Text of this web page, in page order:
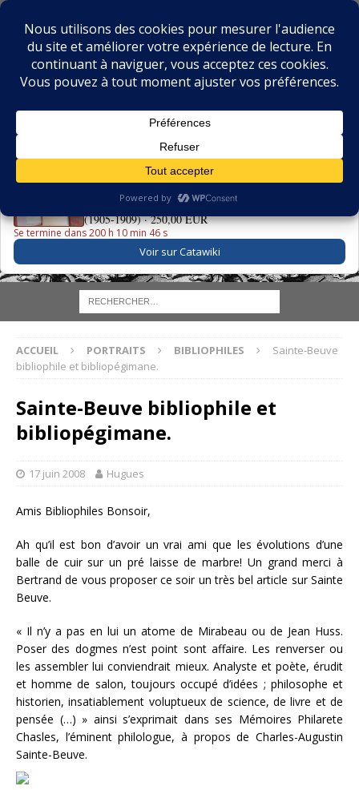
BIBLIOPHILIE.COM
LE BLOG DU BIBLIOPHILE, DES BIBLIOPHILES, DE LA
La Grande Danse Macabre des Vifs - Martin van Maële
(1905-1909) ·250,00 EUR
Se termine dans 200 h 10 min 45 s
Voir sur Catawiki
ACCUEIL PORTRAITS BIBLIOPHILES
Sainte-Beuve
bibliophile et bibliopégimane.
Sainte-Beuve bibliophile et
bibliopégimane.
17 juin 2008 Hugues
Amis Bibliophiles Bonsoir,
Ah qu’il est bon d’avoir un vrai ami que les évolutions d’une
balle de cuir sur un pré laisse de marbre! Un grand merci à
Bertrand de vous proposer ce soir un très bel article sur Sainte
Beuve.
« Il n’y a pas en lui un atome de Mirabeau ou de Jean Huss.
Poser des dogmes n’est point sont affaire. Les renverser ou
les assembler lui conviendrait mieux. Analyste et poète, érudit
et homme de salon, toujours occupé d’idées ; philosophe et
historien, insatiablement voluptueux de science, de livre et de
pensée (…) » ainsi s’exprimait dans ses Mémoires Philarete
Chasles, l’éminent philologue, à propos de Charles-Augustin
Sainte-Beuve.